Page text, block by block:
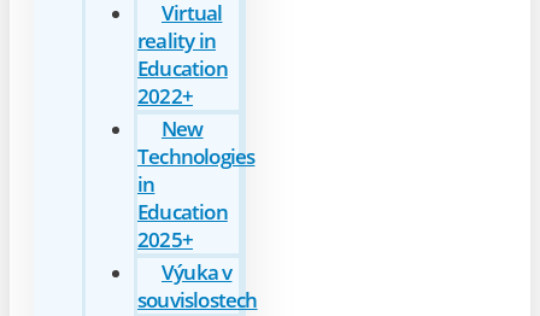
Virtual
reality in
Education
2022+
New
Technologies
in
Education
2025+
Výuka v
souvislostech